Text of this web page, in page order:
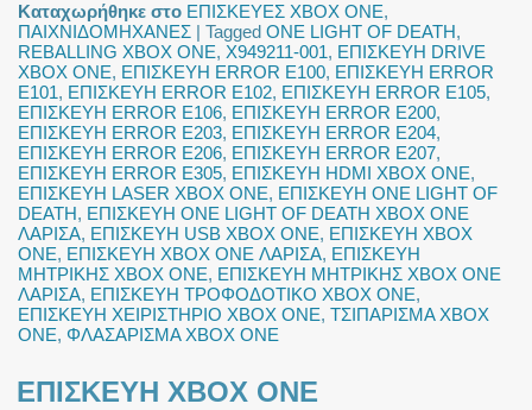
Καταχωρήθηκε στο ΕΠΙΣΚΕΥΕΣ XBOX ONE,
ΠΑΙΧΝΙΔΟΜΗΧΑΝΕΣ |Tagged ONE LIGHT OF DEATH,
REBALLING XBOX ONE, X949211-001, ΕΠΙΣΚΕΥΗ DRIVE
XBOX ONE, ΕΠΙΣΚΕΥΗ ERROR E100, ΕΠΙΣΚΕΥΗ ERROR
E101, ΕΠΙΣΚΕΥΗ ERROR E102, ΕΠΙΣΚΕΥΗ ERROR E105,
ΕΠΙΣΚΕΥΗ ERROR E106, ΕΠΙΣΚΕΥΗ ERROR E200,
ΕΠΙΣΚΕΥΗ ERROR E203, ΕΠΙΣΚΕΥΗ ERROR E204,
ΕΠΙΣΚΕΥΗ ERROR E206, ΕΠΙΣΚΕΥΗ ERROR E207,
ΕΠΙΣΚΕΥΗ ERROR E305, ΕΠΙΣΚΕΥΗ HDMI XBOX ONE,
ΕΠΙΣΚΕΥΗ LASER XBOX ONE, ΕΠΙΣΚΕΥΗ ONE LIGHT OF
DEATH, ΕΠΙΣΚΕΥΗ ONE LIGHT OF DEATH XBOX ONE
ΛΑΡΙΣΑ, ΕΠΙΣΚΕΥΗ USB XBOX ONE, ΕΠΙΣΚΕΥΗ XBOX
ONE, ΕΠΙΣΚΕΥΗ XBOX ONE ΛΑΡΙΣΑ, ΕΠΙΣΚΕΥΗ
ΜΗΤΡΙΚΗΣ XBOX ONE, ΕΠΙΣΚΕΥΗ ΜΗΤΡΙΚΗΣ XBOX ONE
ΛΑΡΙΣΑ, ΕΠΙΣΚΕΥΗ ΤΡΟΦΟΔΟΤΙΚΟ XBOX ONE,
ΕΠΙΣΚΕΥΗ ΧΕΙΡΙΣΤΗΡΙΟ XBOX ONE,ΤΣΙΠΑΡΙΣΜΑ XBOX
ONE,ΦΛΑΣΑΡΙΣΜΑ XBOX ONE
ΕΠΙΣΚΕΥΗ XBOX ONE